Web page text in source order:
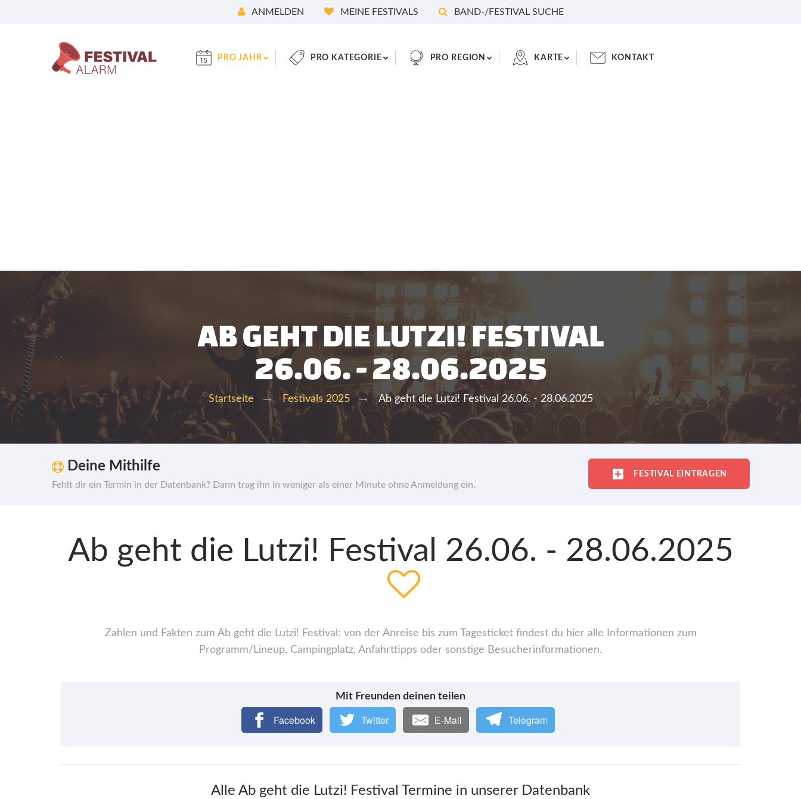
ANMELDEN MEINE FESTIVALS BAND-/FESTIVAL SUCHE
PRO JAHR PRO KATEGORIE PRO REGION KARTE KONTAKT
AB GEHT DIE LUTZI! FESTIVAL
26.06. - 28.06.2025
Startseite Festivals 2025 Ab geht die Lutzi! Festival 26.06. - 28.06.2025
Deine Mithilfe
Fehlt dir ein Termin in der Datenbank? Dann trag ihn in weniger als einer Minute ohne Anmeldung ein.
FESTIVAL EINTRAGEN
Ab geht die Lutzi! Festival 26.06. - 28.06.2025
Zahlen und Fakten zum Ab geht die Lutzi! Festival: von der Anreise bis zum Tagesticket findest du hier alle Informationen zum
Programm/Lineup, Campingplatz, Anfahrttipps oder sonstige Besucherinformationen.
Mit Freunden deinen teilen
Facebook Twitter E-Mail Telegram
Alle Ab geht die Lutzi! Festival Termine in unserer Datenbank